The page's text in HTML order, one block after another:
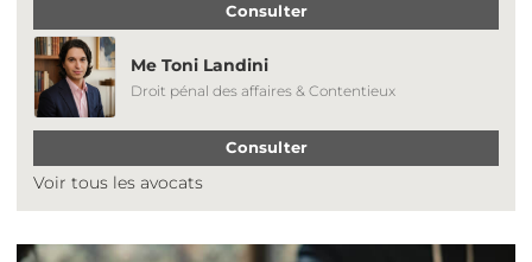
Consulter
Me Toni Landini
Droit pénal des affaires & Contentieux
Consulter
Voir tous les avocats